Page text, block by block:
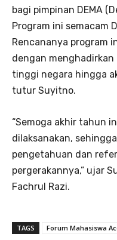
bagi pimpinan DEMA
Program ini semacam
Rencananya program
dengan
tinggi negara hingga
tutur Suyitno.
“Semoga akhir tahun
dilaksanakan,
pengetahuan dan
pergerakannya,” ujar
Fachrul Razi.
TAGS Forum Mahasiswa